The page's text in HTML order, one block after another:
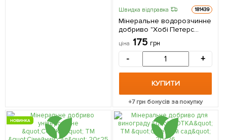
Швидка відправка 181439
Мінеральне водорозчинне
добриво "Хобі Петерс
універсальний" 20-20-20-
TE ТМ "Engo" 200г
ціна 175 грн
- +
КУПИТИ
+7грн бонусів за покупку
НОВИНКА